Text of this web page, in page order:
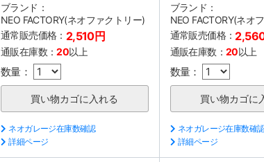
ブランド：
NEO FACTORY(ネオファクトリー)
通常販売価格： 2,510円
通販在庫数：20以上
数量：
ネオガレージ在庫数確認
詳細ページ
ブランド：
NEO FACTORY(ネオ
通常販売価格：
通販在庫数： 20以上
数量：
ネオガレージ在庫数確
詳細ページ